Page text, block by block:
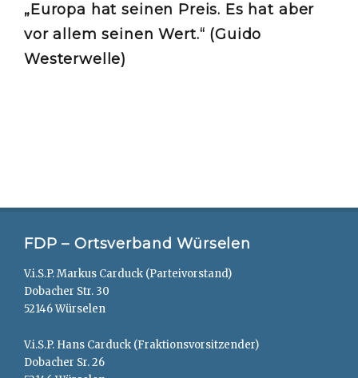
„Europa hat seinen Preis. Es hat aber
vor allem seinen Wert.“ (Guido
Westerwelle)
FDP – Ortsverband Würselen
V.i.S.P. Markus Carduck (Parteivorstand)
Dobacher Str. 30
52146 Würselen
V.i.S.P. Hans Carduck (Fraktionsvorsitzender)
Dobacher Sr. 26